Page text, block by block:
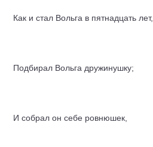
Как и стал Вольга в пятнадцать лет,
Подбирал Вольга дружинушку;
И собрал он себе ровнюшек,